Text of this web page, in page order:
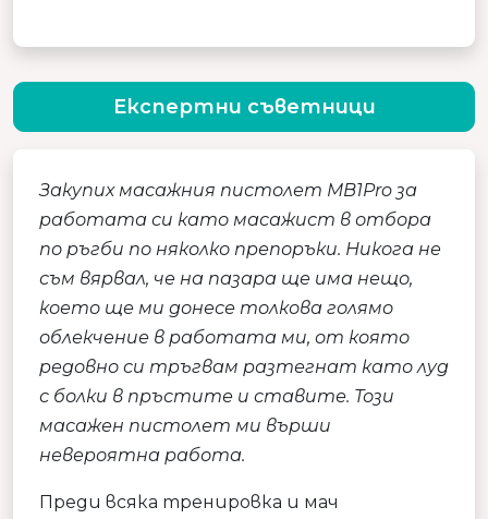
Закупих масажния пистолет MB1Pro за
работата си като масажист в отбора
по ръгби по няколко препоръки. Никога не
съм вярвал, че на пазара ще има нещо,
което ще ми донесе толкова голямо
облекчение в работата ми, от която
редовно си тръгвам разтегнат като луд
с болки в пръстите и ставите. Този
масажен пистолет ми върши
невероятна работа.
Преди всяка тренировка и мач
Експертни съветници